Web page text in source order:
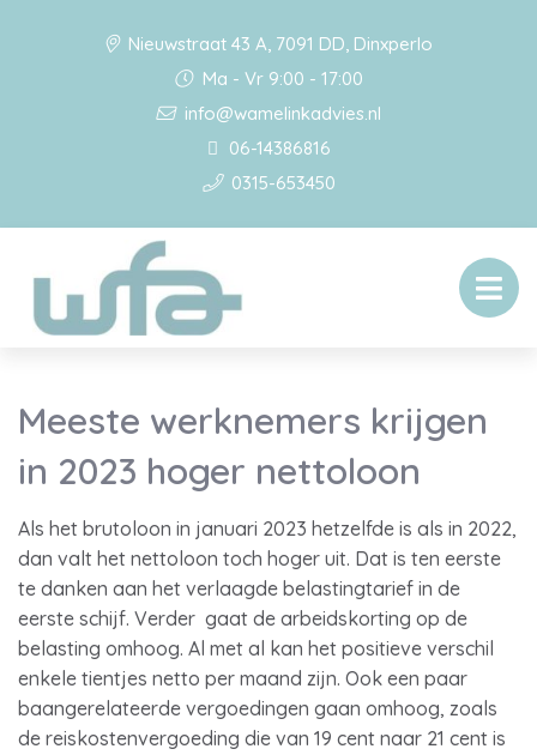
Nieuwstraat 43 A, 7091 DD, Dinxperlo
Ma - Vr 9:00 - 17:00
info@wamelinkadvies.nl
06-14386816
0315-653450
Meeste werknemers krijgen
in 2023 hoger nettoloon
Als het brutoloon in januari 2023 hetzelfde is als in 2022,
dan valt het nettoloon toch hoger uit. Dat is ten eerste
te danken aan het verlaagde belastingtarief in de
eerste schijf. Verder gaat de arbeidskorting op de
belasting omhoog. Al met al kan het positieve verschil
enkele tientjes netto per maand zijn. Ook een paar
baangerelateerde vergoedingen gaan omhoog, zoals
de reiskostenvergoeding die van 19 cent naar 21 cent is